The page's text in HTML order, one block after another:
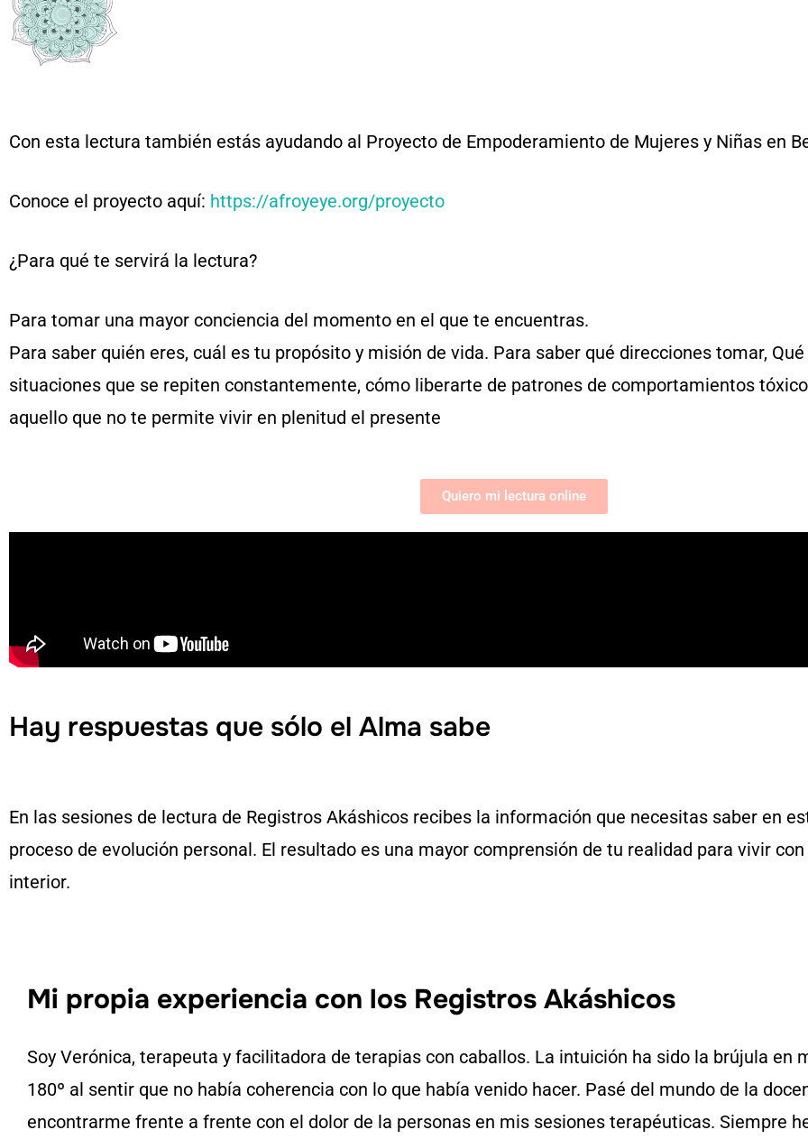
Con esta lectura también estás ayudando al Proyecto de Empoderamiento de Mujeres y Niñas en
Conoce el proyecto aquí: https://afroyeye.org/proyecto
¿Para qué te servirá la lectura?
Para tomar una mayor conciencia del momento en el que te encuentras.
Para saber quién eres, cuál es tu propósito y misión de vida. Para saber qué direcciones tomar,
situaciones que se repiten constantemente, cómo liberarte de patrones de comportamientos
aquello que no te permite vivir en plenitud el presente
Quiero mi lectura online
Hay respuestas que sólo el Alma sabe
En las sesiones de lectura de Registros Akáshicos recibes la información que necesitas saber en
proceso de evolución personal. El resultado es una mayor comprensión de tu realidad para vivir
interior.
Mi propia experiencia con los Registros Akáshicos
Soy Verónica, terapeuta y facilitadora de terapias con caballos. La intuición ha sido la brújula en
180º al sentir que no había coherencia con lo que había venido hacer. Pasé del mundo de la
encontrarme frente a frente con el dolor de la personas en mis sesiones terapéuticas. Siempre